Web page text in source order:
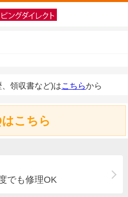
領収書など)はこちらから
こちら
でも修理OK